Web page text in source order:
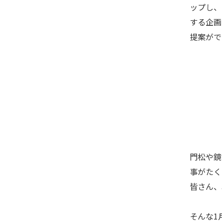
ップし
する企
提案が
門松や
事がた
皆さん
そんな1